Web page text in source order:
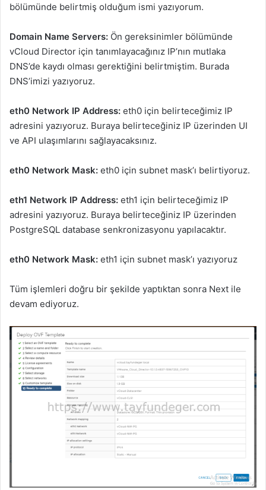
bölümünde belirtmiş olduğum ismi yazıyorum.
Domain Name Servers: Ön gereksinimler bölümünde
vCloud Director için tanımlayacağınız IP’nın mutlaka
DNS’de kaydı olması gerektiğini belirtmiştim. Burada
DNS’imizi yazıyoruz.
eth0 Network IP Address: eth0 için belirteceğimiz IP
adresini yazıyoruz. Buraya belirteceğiniz IP üzerinden UI
ve API ulaşımlarını sağlayacaksınız.
eth0 Network Mask: eth0 için subnet mask’ı belirtiyoruz.
eth1 Network IP Address: eth1 için belirteceğimiz IP
adresini yazıyoruz. Buraya belirteceğiniz IP üzerinden
PostgreSQL database senkronizasyonu yapılacaktır.
eth0 Network Mask: eth1 için subnet mask’ı yazıyoruz
Tüm işlemleri doğru bir şekilde yaptıktan sonra Next ile
devam ediyoruz.